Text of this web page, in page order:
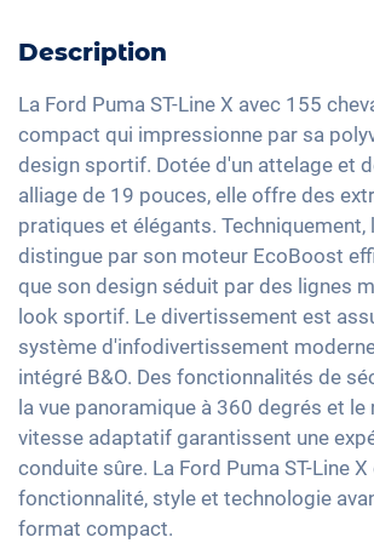
Rétroviseurs extérieurs à réglage
Rétroviseur intérieur jour/nuit
19" jantes en aluminium
Reconnaissance des panneaux de
Détection de fatigue
Contrôle de pression des pneus
Assistant de freinage d'urgence
Détection des piétons
Dispositif mains-libres
Système audio haute définition
Commande vocale
Interface USB
Apple Car Play
Android Auto
Ecran tactile
Recharge téléphone sans fil
Full Digital Cockpit
Pare-brise chauffant
Keyless Entry & Go
Sièges chauffants avant
Sièges en cuir partiel
Vitres surteintées
Lumière d'ambiance
Volant chauffant
Accoudoir central pour les sièges
Camera à 360 degrés
Assistance au démarrage en côte
Description
La Ford Puma ST-Line X avec 155
compact qui impressionne par sa
design sportif. Dotée d'un attelage et
alliage de 19 pouces, elle offre des
pratiques et élégants. Techniquement,
distingue par son moteur EcoBoost
que son design séduit par des lignes
look sportif. Le divertissement est
système d'infodivertissement
intégré B&O. Des fonctionnalités de
la vue panoramique à 360 degrés et
vitesse adaptatif garantissent une
conduite sûre. La Ford Puma ST-Line
fonctionnalité, style et technologie
format compact.